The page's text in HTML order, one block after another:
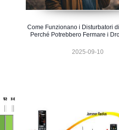
Come Funzionano i Disturbatori
Perché Potrebbero Fermare i
2025-09-10